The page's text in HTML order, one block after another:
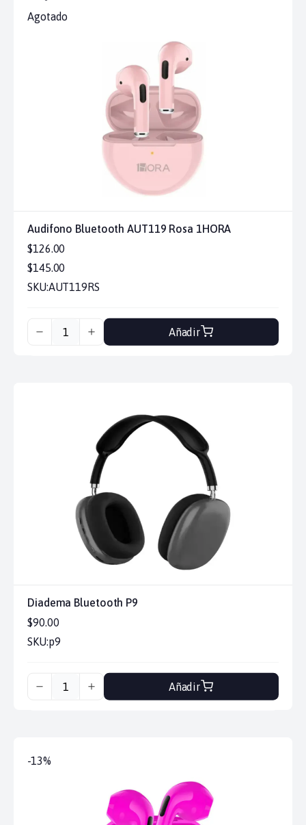
Agotado
Audifono Bluetooth AUT119 Rosa 1HORA
$126.00
$145.00
SKU:AUT119RS
Añadir
Diadema Bluetooth P9
$90.00
SKU:p9
Añadir
-13%